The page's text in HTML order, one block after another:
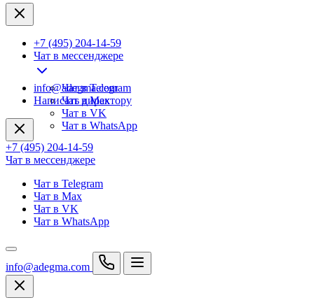
+7 (495) 204-14-59
Чат в мессенджере
Чат в Telegram
Чат в Max
Чат в VK
Чат в WhatsApp
info@adegma.com
Написать директору
+7 (495) 204-14-59
Чат в мессенджере
Чат в Telegram
Чат в Max
Чат в VK
Чат в WhatsApp
info@adegma.com